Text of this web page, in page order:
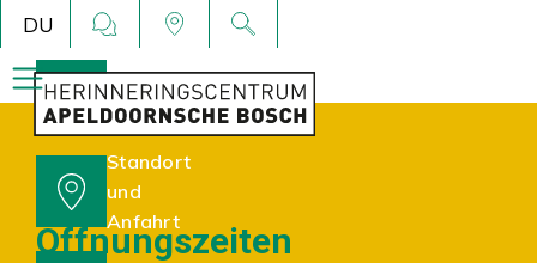
DU
Öffnungszeiten
Öffnungszeiten
Standort
und
Anfahrt